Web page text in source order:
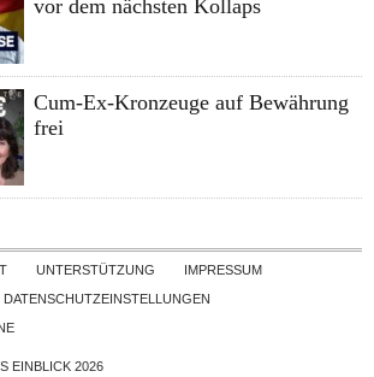
vor dem nächsten Kollaps
Cum-Ex-Kronzeuge auf Bewährung
frei
Skip to content
UNTERSTÜTZUNG
IMPRESSUM
DATENSCHUTZEINSTELLUNGEN
EINBLICK 2026